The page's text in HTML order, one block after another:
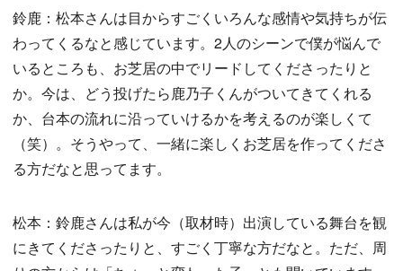
鈴鹿：松本さんは目からすごくいろんな感情や気持ちが伝
わってくるなと感じています。2人のシーンで僕が悩んで
いるところも、お芝居の中でリードしてくださったりと
か。今は、どう投げたら鹿乃子くんがついてきてくれる
か、台本の流れに沿っていけるかを考えるのが楽しくて
（笑）。そうやって、一緒に楽しくお芝居を作ってくださ
る方だなと思ってます。
松本：鈴鹿さんは私が今（取材時）出演している舞台を観
にきてくださったりと、すごく丁寧な方だなと。ただ、周